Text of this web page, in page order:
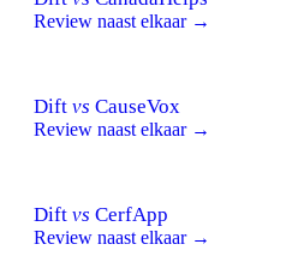
Review naast elkaar →
Dift vs CauseVox
Review naast elkaar →
Dift vs CerfApp
Review naast elkaar →